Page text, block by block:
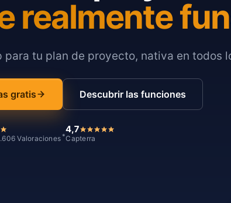
realmente
para tu plan de proyecto, nativa en todos
gratis Descubrir las funciones
Valoraciones *
4,7
Capterra